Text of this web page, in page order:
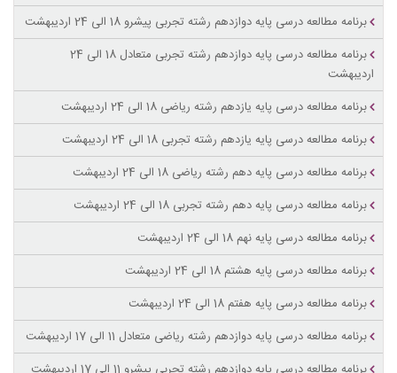
برنامه مطالعه درسی پایه دوازدهم رشته تجربی پیشرو 18 الی 24 اردیبهشت
برنامه مطالعه درسی پایه دوازدهم رشته تجربی متعادل 18 الی 24
اردیبهشت
برنامه مطالعه درسی پایه یازدهم رشته ریاضی 18 الی 24 اردیبهشت
برنامه مطالعه درسی پایه یازدهم رشته تجربی 18 الی 24 اردیبهشت
برنامه مطالعه درسی پایه دهم رشته ریاضی 18 الی 24 اردیبهشت
برنامه مطالعه درسی پایه دهم رشته تجربی 18 الی 24 اردیبهشت
برنامه مطالعه درسی پایه نهم 18 الی 24 اردیبهشت
برنامه مطالعه درسی پایه هشتم 18 الی 24 اردیبهشت
برنامه مطالعه درسی پایه هفتم 18 الی 24 اردیبهشت
برنامه مطالعه درسی پایه دوازدهم رشته ریاضی متعادل 11 الی 17 اردیبهشت
برنامه مطالعه درسی پایه دوازدهم رشته تجربی پیشرو 11 الی 17 اردیبهشت